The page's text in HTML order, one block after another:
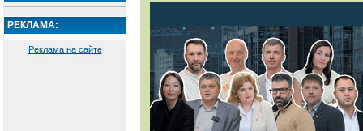
РЕКЛАМА:
Реклама на сайте